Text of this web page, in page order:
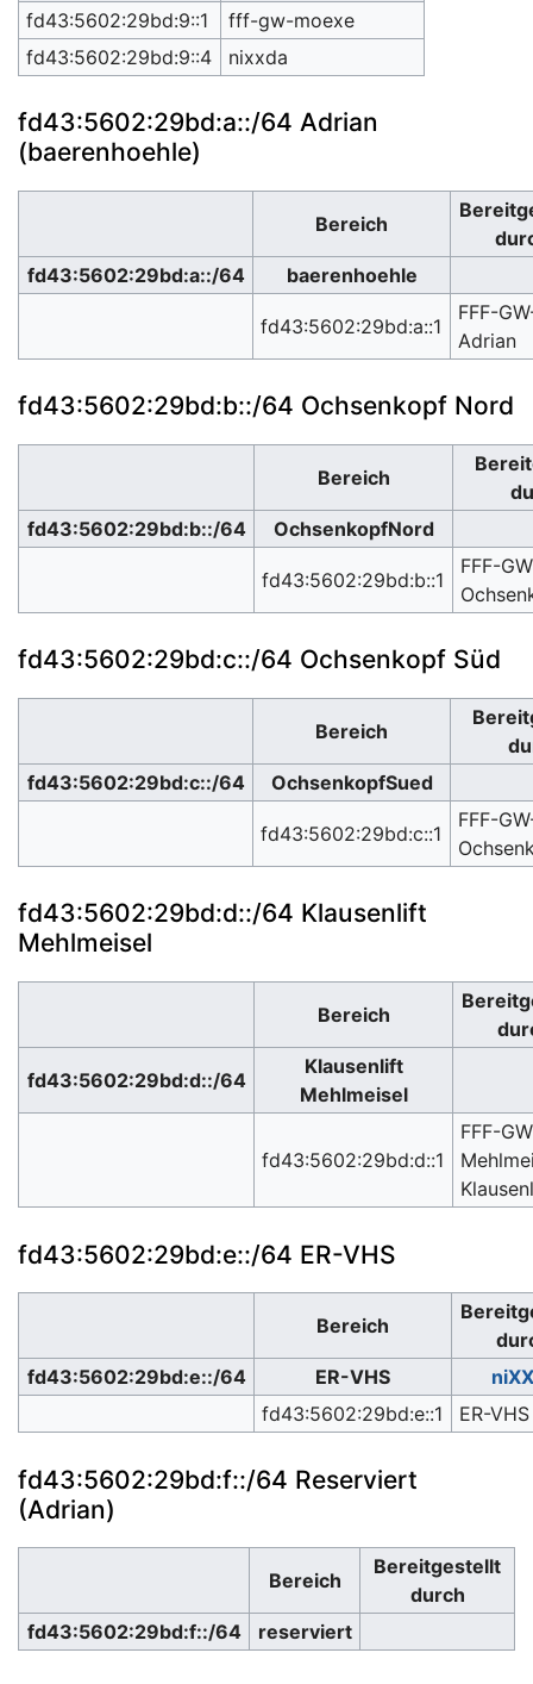
fd43:5602:29bd:9::1
fff-gw-moexe
fd43:5602:29bd:9::4
nixxda
fd43:5602:29bd:a::/64 Adrian
(baerenhoehle)
Bereich
fd43:5602:29bd:a::/64
baerenhoehle
fd43:5602:29bd:a::1
FFF-
Adrian
fd43:5602:29bd:b::/64 Ochsenkopf Nord
Bereich
fd43:5602:29bd:b::/64
OchsenkopfNord
fd43:5602:29bd:b::1
FFF-
fd43:5602:29bd:c::/64 Ochsenkopf Süd
Bereich
fd43:5602:29bd:c::/64
OchsenkopfSued
fd43:5602:29bd:c::1
FFF-
fd43:5602:29bd:d::/64 Klausenlift
Mehlmeisel
Bereich
fd43:5602:29bd:d::/64
Klausenlift
Mehlmeisel
fd43:5602:29bd:d::1
FFF-
fd43:5602:29bd:e::/64 ER-VHS
Bereich
fd43:5602:29bd:e::/64
ER-VHS
fd43:5602:29bd:e::1
ER-
fd43:5602:29bd:f::/64 Reserviert
(Adrian)
Bereich
Bereitgestellt
durch
fd43:5602:29bd:f::/64
reserviert